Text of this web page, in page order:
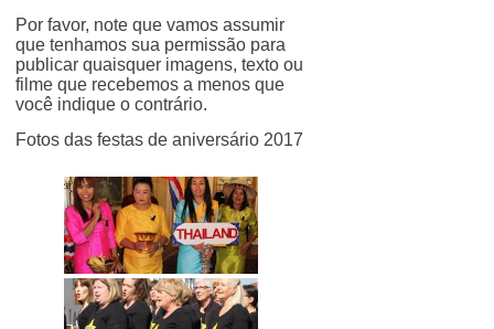
Por favor, note que vamos assumir
que tenhamos sua permissão para
publicar quaisquer imagens, texto ou
filme que recebemos a menos que
você indique o contrário.
Fotos das festas de aniversário 2017